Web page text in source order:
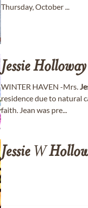
Thursday, October ...
JessieHolloway
WINTER HAVEN -Mrs.
residence due to natural
faith. Jean was pre...
Jessie W